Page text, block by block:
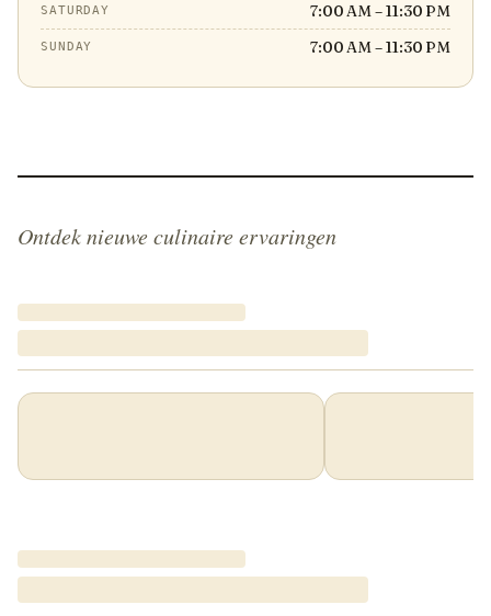
SATURDAY 7:00 AM – 11:30 PM
SUNDAY 7:00 AM – 11:30 PM
Ontdek nieuwe culinaire ervaringen